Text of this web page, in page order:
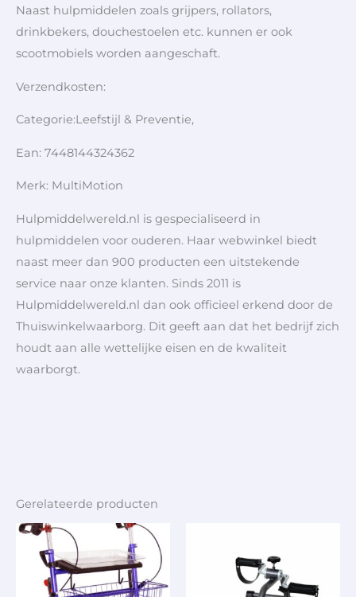
Naast hulpmiddelen zoals grijpers, rollators,
drinkbekers, douchestoelen etc. kunnen er ook
scootmobiels worden aangeschaft.
Verzendkosten:
Categorie:Leefstijl & Preventie,
Ean: 7448144324362
Merk: MultiMotion
Hulpmiddelwereld.nl is gespecialiseerd in
hulpmiddelen voor ouderen. Haar webwinkel biedt
naast meer dan 900 producten een uitstekende
service naar onze klanten. Sinds 2011 is
Hulpmiddelwereld.nl dan ook officieel erkend door de
Thuiswinkelwaarborg. Dit geeft aan dat het bedrijf zich
houdt aan alle wettelijke eisen en de kwaliteit
waarborgt.
Gerelateerde producten